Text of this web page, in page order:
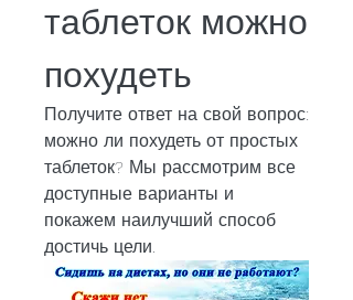
таблеток можно
похудеть
Получите ответ на свой вопрос:
можно ли похудеть от простых
таблеток? Мы рассмотрим все
доступные варианты и
покажем наилучший способ
достичь цели.